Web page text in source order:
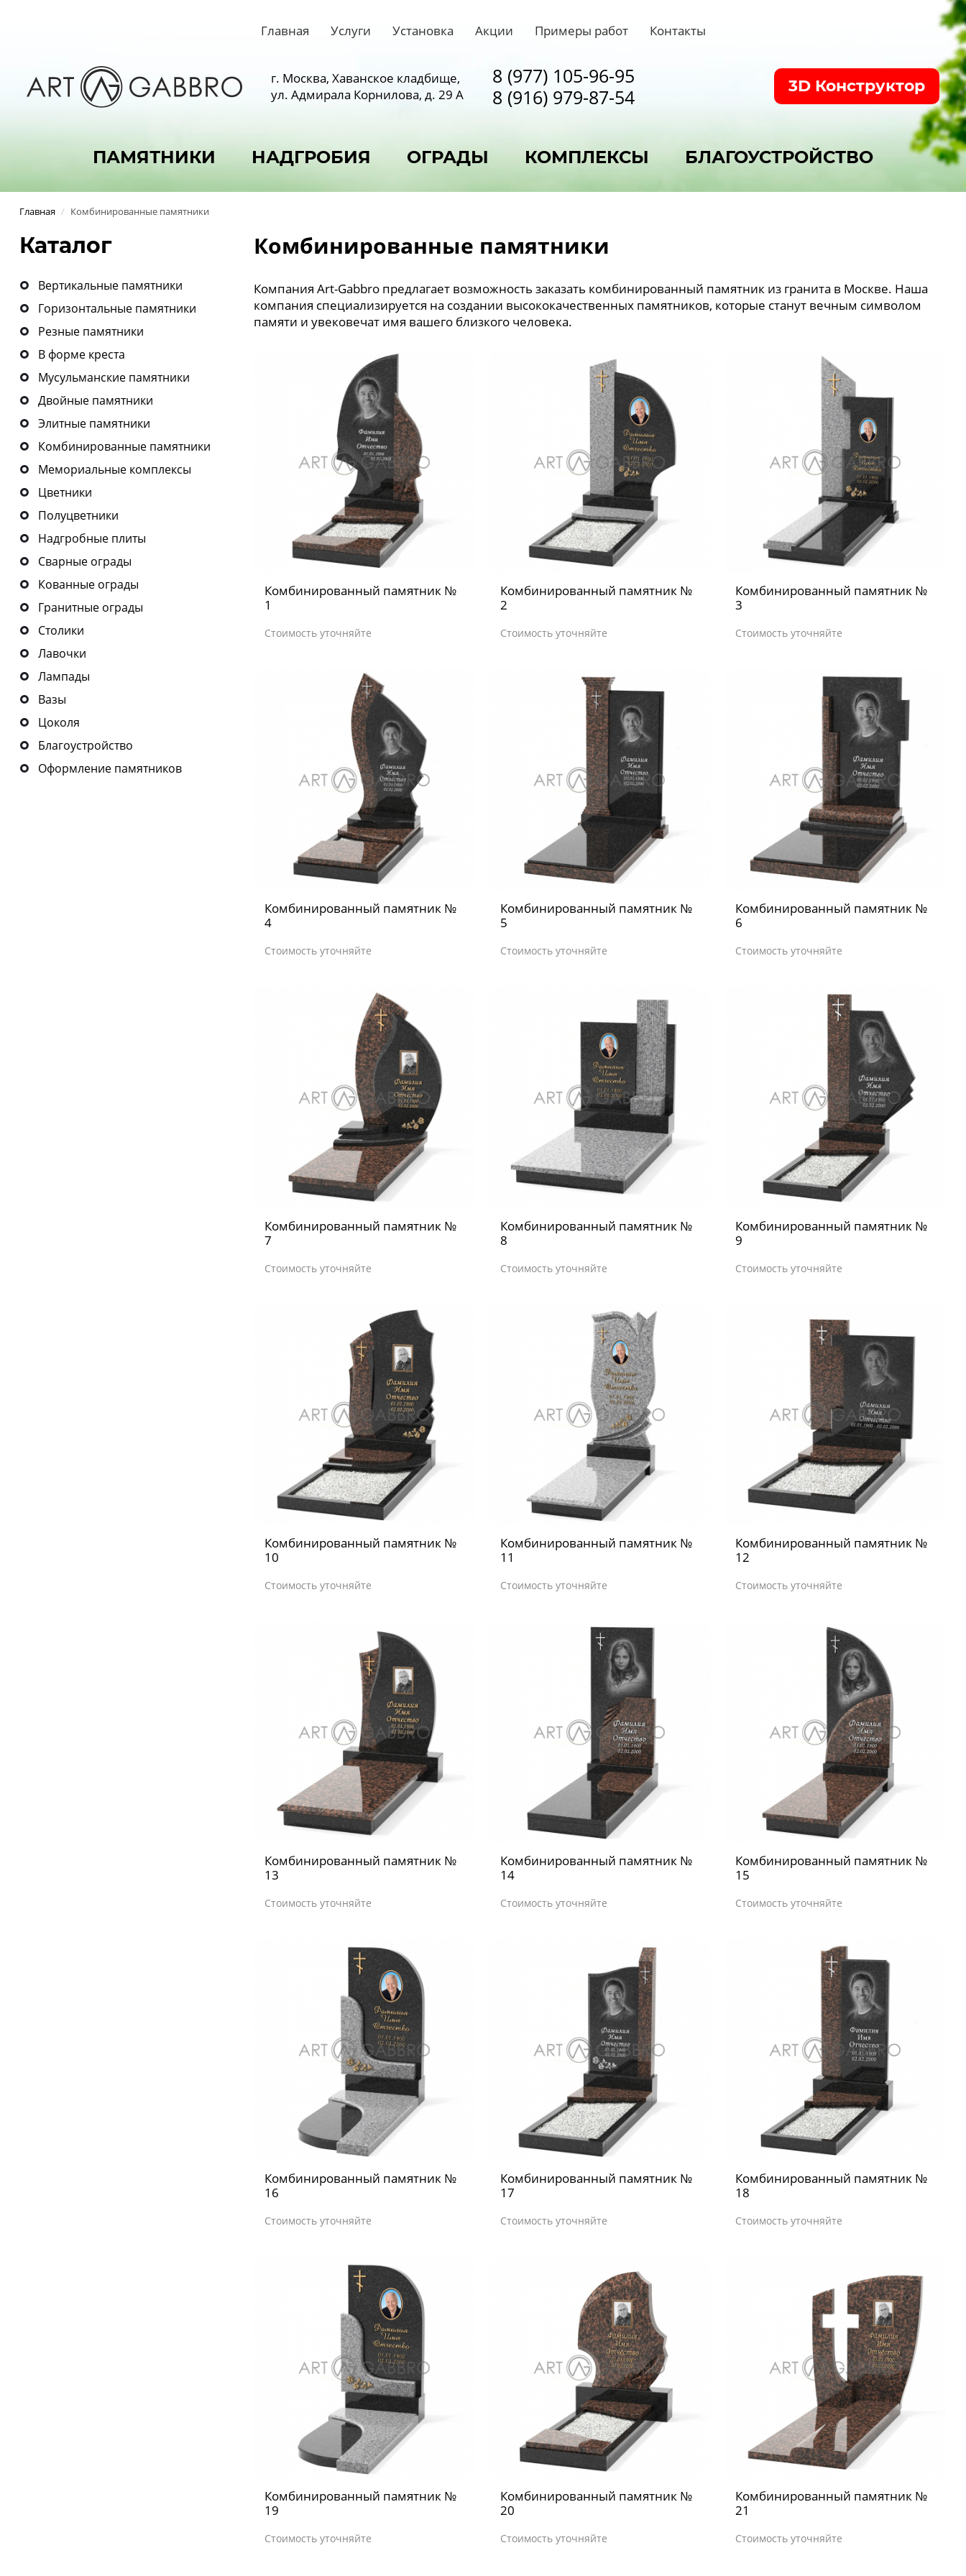
Главная Услуги Установка Акции Примеры работ Контакты
г. Москва, Хаванское кладбище,
ул. Адмирала Корнилова, д. 29 А
8 (977) 105-96-95
8 (916) 979-87-54
3D Конструктор
ПАМЯТНИКИ НАДГРОБИЯ ОГРАДЫ КОМПЛЕКСЫ БЛАГОУСТРОЙСТВО
Главная / Комбинированные памятники
Комбинированные памятники
Компания Art-Gabbro предлагает возможность заказать комбинированный памятник из гранита в Москве. Наша
компания специализируется на создании высококачественных памятников, которые станут вечным символом
памяти и увековечат имя вашего близкого человека.
Комбинированный памятник №
1
Стоимость уточняйте
Комбинированный памятник №
2
Стоимость уточняйте
Комбинированный памятник №
3
Стоимость уточняйте
Комбинированный памятник №
4
Стоимость уточняйте
Комбинированный памятник №
5
Стоимость уточняйте
Комбинированный памятник №
6
Стоимость уточняйте
Комбинированный памятник №
7
Стоимость уточняйте
Комбинированный памятник №
8
Стоимость уточняйте
Комбинированный памятник №
9
Стоимость уточняйте
Комбинированный памятник №
10
Стоимость уточняйте
Комбинированный памятник №
11
Стоимость уточняйте
Комбинированный памятник №
12
Стоимость уточняйте
Комбинированный памятник №
13
Стоимость уточняйте
Комбинированный памятник №
14
Стоимость уточняйте
Комбинированный памятник №
15
Стоимость уточняйте
Комбинированный памятник №
16
Стоимость уточняйте
Комбинированный памятник №
17
Стоимость уточняйте
Комбинированный памятник №
18
Стоимость уточняйте
Комбинированный памятник №
19
Стоимость уточняйте
Комбинированный памятник №
20
Стоимость уточняйте
Комбинированный памятник №
21
Стоимость уточняйте
Каталог
Вертикальные памятники
Горизонтальные памятники
Резные памятники
В форме креста
Мусульманские памятники
Двойные памятники
Элитные памятники
Комбинированные памятники
Мемориальные комплексы
Цветники
Полуцветники
Надгробные плиты
Сварные ограды
Кованные ограды
Гранитные ограды
Столики
Лавочки
Лампады
Вазы
Цоколя
Благоустройство
Оформление памятников